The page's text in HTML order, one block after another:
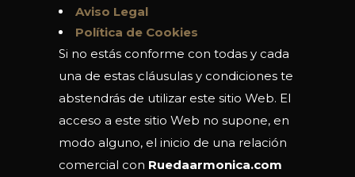
Aviso Legal
Política de Cookies
Si no estás conforme con todas y cada
una de estas cláusulas y condiciones te
abstendrás de utilizar este sitio Web. El
acceso a este sitio Web no supone, en
modo alguno, el inicio de una relación
comercial con Ruedaarmonica.com